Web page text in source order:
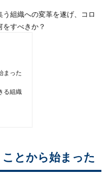
組織への変革を遂げ、コロ
すべきか？
まった
る組織
とから始まった